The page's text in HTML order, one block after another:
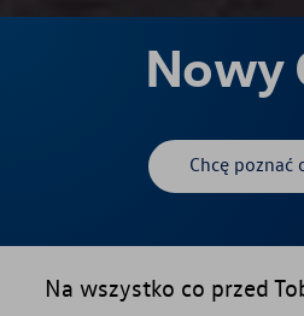
Nowy
Chcę poznać
Na wszystko co przed